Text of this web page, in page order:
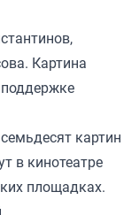
Картина
картин
в кинотеатре
площадках.